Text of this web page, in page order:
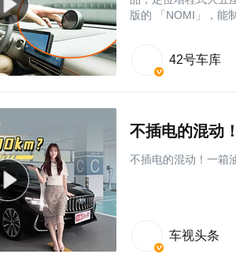
版的 「NOMI」，能
42号车库
不插电的混动
不插电的混动！一箱
车视头条